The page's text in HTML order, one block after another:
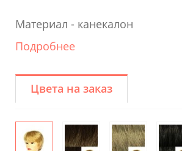
Материал - канекалон
Подробнее
Цвета на заказ